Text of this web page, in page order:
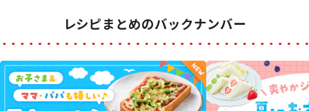
レシピまとめのバックナンバー